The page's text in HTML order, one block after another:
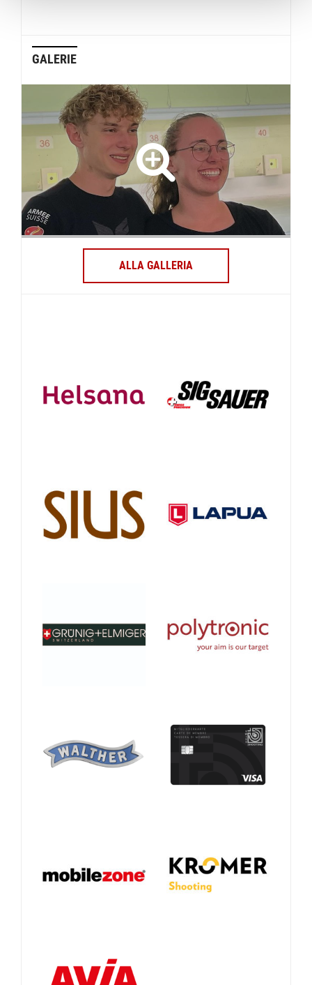
GALERIE
ALLA GALLERIA